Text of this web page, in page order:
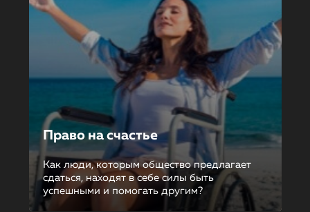
Право на счастье
Как люди, которым общество предлагает
сдаться, находят в себе силы быть
успешными и помогать другим?